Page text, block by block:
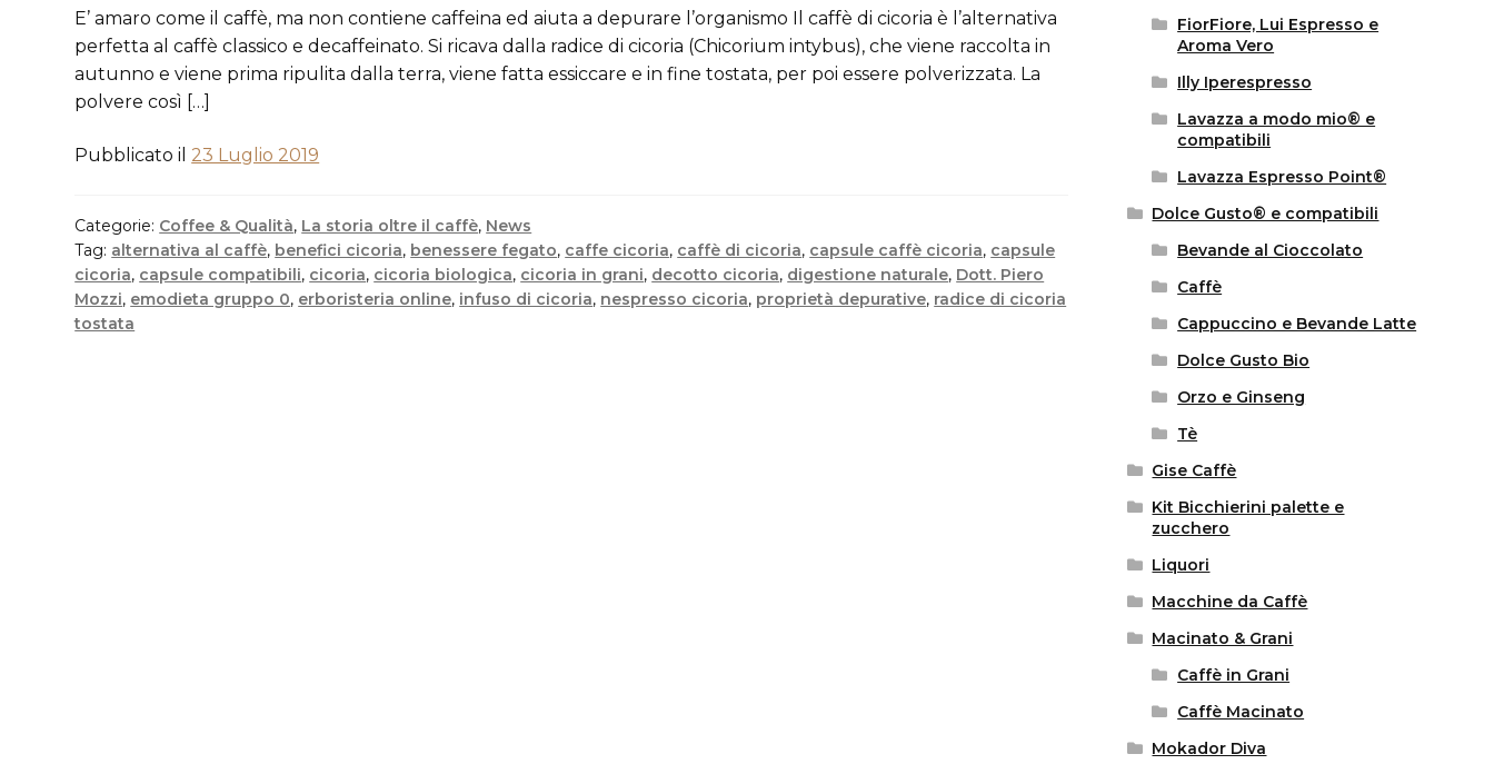
E’ amaro come il caffè, ma non contiene caffeina ed aiuta a depurare l’organismo Il caffè di cicoria è l’alternativa
perfetta al caffè classico e decaffeinato. Si ricava dalla radice di cicoria (Chicorium intybus), che viene raccolta in
autunno e viene prima ripulita dalla terra, viene fatta essiccare e in fine tostata, per poi essere polverizzata. La
polvere così […]
Pubblicato il 23 Luglio 2019
Categorie: Coffee & Qualità, La storia oltre il caffè, News
Tag: alternativa al caffè, benefici cicoria, benessere fegato, caffe cicoria, caffè di cicoria, capsule caffè cicoria, capsule
cicoria, capsule compatibili, cicoria, cicoria biologica, cicoria in grani, decotto cicoria, digestione naturale, Dott. Piero
Mozzi, emodieta gruppo 0, erboristeria online, infuso di cicoria, nespresso cicoria, proprietà depurative, radice di cicoria
tostata
FiorFiore, Lui Espresso e
Aroma Vero
Illy Iperespresso
Lavazza a modo mio® e
compatibili
Lavazza Espresso Point®
Dolce Gusto® e compatibili
Bevande al Cioccolato
Caffè
Cappuccino e Bevande Latte
Dolce Gusto Bio
Orzo e Ginseng
Tè
Gise Caffè
Kit Bicchierini palette e
zucchero
Liquori
Macchine da Caffè
Macinato & Grani
Caffè in Grani
Caffè Macinato
Mokador Diva